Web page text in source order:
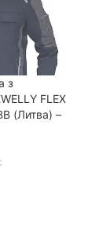
з
FLEX
(Литва) –